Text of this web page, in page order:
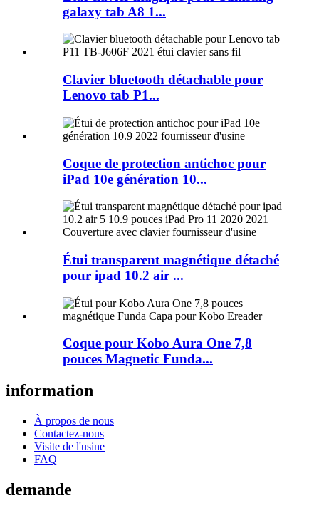
galaxy tab A8 1...
Clavier bluetooth détachable pour
Lenovo tab P1...
Coque de protection antichoc pour
iPad 10e génération 10...
Étui transparent magnétique détaché
pour ipad 10.2 air ...
Coque pour Kobo Aura One 7,8
pouces Magnetic Funda...
information
À propos de nous
Contactez-nous
Visite de l'usine
FAQ
demande